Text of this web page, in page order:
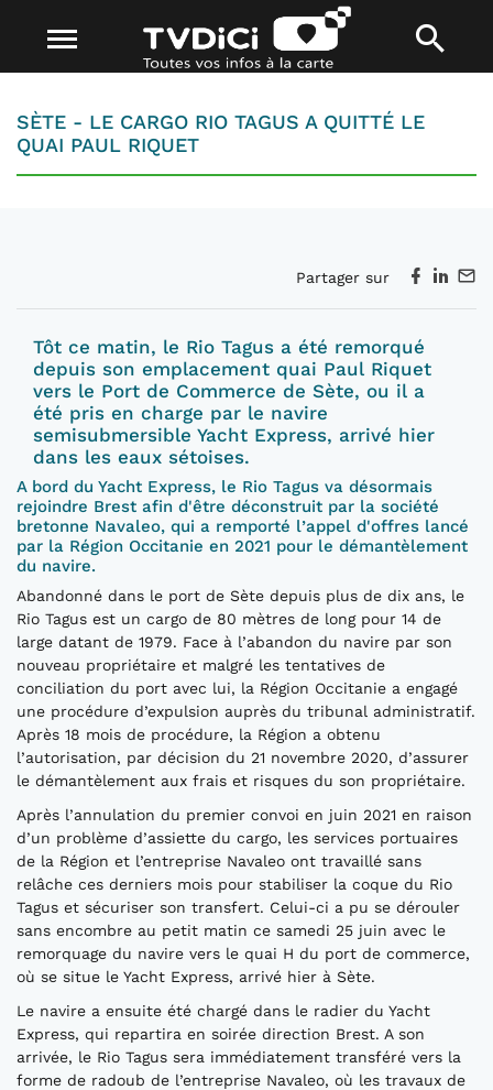
SÈTE - LE CARGO RIO TAGUS A QUITTÉ LE
QUAI PAUL RIQUET
Partager sur
Tôt ce matin, le Rio Tagus a été remorqué
depuis son emplacement quai Paul Riquet
vers le Port de Commerce de Sète, ou il a
été pris en charge par le navire
semisubmersible Yacht Express, arrivé hier
dans les eaux sétoises.
A bord du Yacht Express, le Rio Tagus va désormais
rejoindre Brest afin d'être déconstruit par la société
bretonne Navaleo, qui a remporté l’appel d'offres lancé
par la Région Occitanie en 2021 pour le démantèlement
du navire.
Abandonné dans le port de Sète depuis plus de dix ans, le
Rio Tagus est un cargo de 80 mètres de long pour 14 de
large datant de 1979. Face à l’abandon du navire par son
nouveau propriétaire et malgré les tentatives de
conciliation du port avec lui, la Région Occitanie a engagé
une procédure d’expulsion auprès du tribunal administratif.
Après 18 mois de procédure, la Région a obtenu
l’autorisation, par décision du 21 novembre 2020, d’assurer
le démantèlement aux frais et risques du son propriétaire.
Après l’annulation du premier convoi en juin 2021 en raison
d’un problème d’assiette du cargo, les services portuaires
de la Région et l’entreprise Navaleo ont travaillé sans
relâche ces derniers mois pour stabiliser la coque du Rio
Tagus et sécuriser son transfert. Celui-ci a pu se dérouler
sans encombre au petit matin ce samedi 25 juin avec le
remorquage du navire vers le quai H du port de commerce,
où se situe le Yacht Express, arrivé hier à Sète.
Le navire a ensuite été chargé dans le radier du Yacht
Express, qui repartira en soirée direction Brest. A son
arrivée, le Rio Tagus sera immédiatement transféré vers la
forme de radoub de l’entreprise Navaleo, où les travaux de